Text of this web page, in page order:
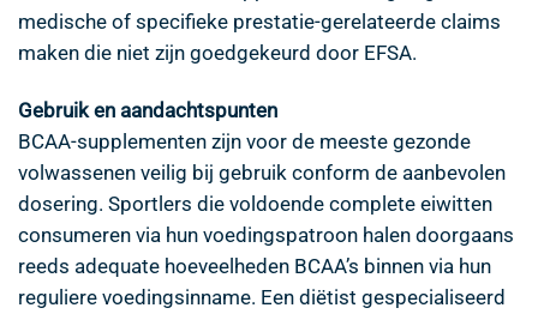
medische of specifieke prestatie-gerelateerde claims
maken die niet zijn goedgekeurd door EFSA.
Gebruik en aandachtspunten
BCAA-supplementen zijn voor de meeste gezonde
volwassenen veilig bij gebruik conform de aanbevolen
dosering. Sportlers die voldoende complete eiwitten
consumeren via hun voedingspatroon halen doorgaans
reeds adequate hoeveelheden BCAA’s binnen via hun
reguliere voedingsinname. Een diëtist gespecialiseerd